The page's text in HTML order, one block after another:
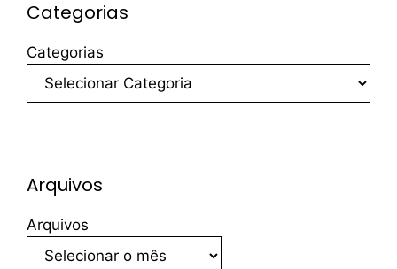
Categorias
Categorias
Arquivos
Arquivos